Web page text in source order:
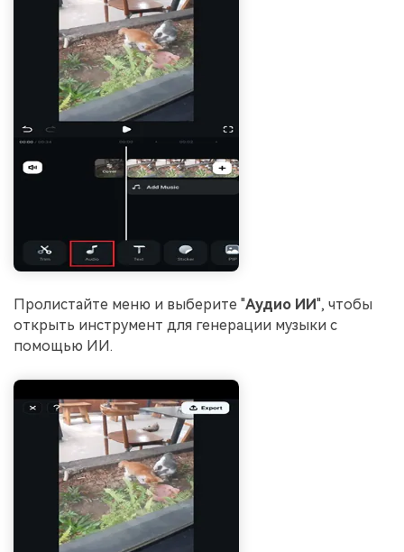
Пролистайте меню и выберите "Аудио ИИ", чтобы
открыть инструмент для генерации музыки с
помощью ИИ.